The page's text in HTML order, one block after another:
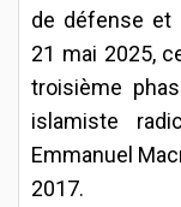
de défense et
21 mai 2025,
troisième
islamiste
Emmanuel
2017.